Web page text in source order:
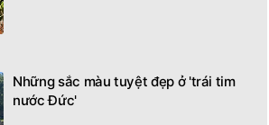
Những sắc màu tuyệt đẹp ở 'trái tim
nước Đức'